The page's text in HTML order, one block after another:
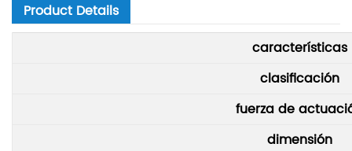
Product Details
características
clasificación
fuerza de
dimensión